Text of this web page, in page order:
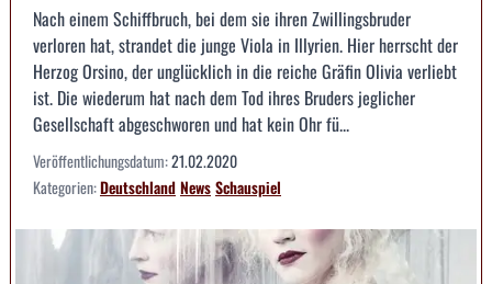
Nach einem Schiffbruch, bei dem sie ihren Zwillingsbruder
verloren hat, strandet die junge Viola in Illyrien. Hier herrscht der
Herzog Orsino, der unglücklich in die reiche Gräfin Olivia verliebt
ist. Die wiederum hat nach dem Tod ihres Bruders jeglicher
Gesellschaft abgeschworen und hat kein Ohr fü...
Veröffentlichungsdatum:21.02.2020
Kategorien:DeutschlandNewsSchauspiel